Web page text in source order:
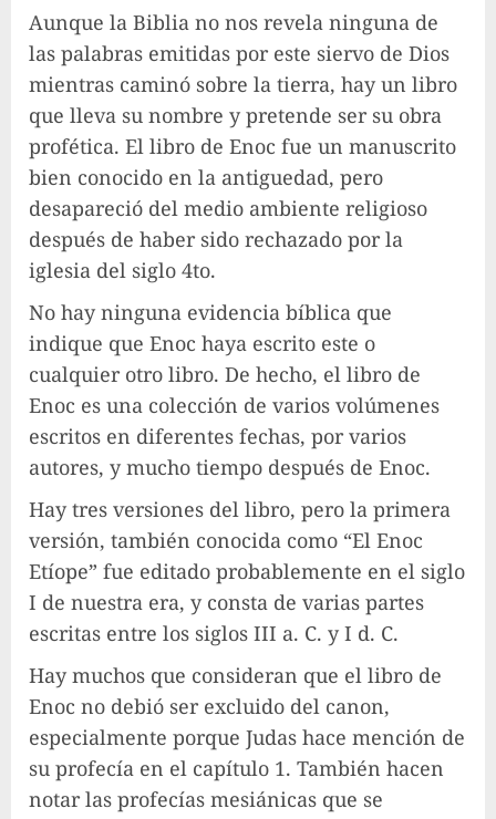
Aunque la Biblia no nos revela ninguna de
las palabras emitidas por este siervo de Dios
mientras caminó sobre la tierra, hay un libro
que lleva su nombre y pretende ser su obra
profética. El libro de Enoc fue un manuscrito
bien conocido en la antiguedad, pero
desapareció del medio ambiente religioso
después de haber sido rechazado por la
iglesia del siglo 4to.
No hay ninguna evidencia bíblica que
indique que Enoc haya escrito este o
cualquier otro libro. De hecho, el libro de
Enoc es una colección de varios volúmenes
escritos en diferentes fechas, por varios
autores, y mucho tiempo después de Enoc.
Hay tres versiones del libro, pero la primera
versión, también conocida como “El Enoc
Etíope” fue editado probablemente en el siglo
I de nuestra era, y consta de varias partes
escritas entre los siglos III a. C. y I d. C.
Hay muchos que consideran que el libro de
Enoc no debió ser excluido del canon,
especialmente porque Judas hace mención de
su profecía en el capítulo 1. También hacen
notar las profecías mesiánicas que se